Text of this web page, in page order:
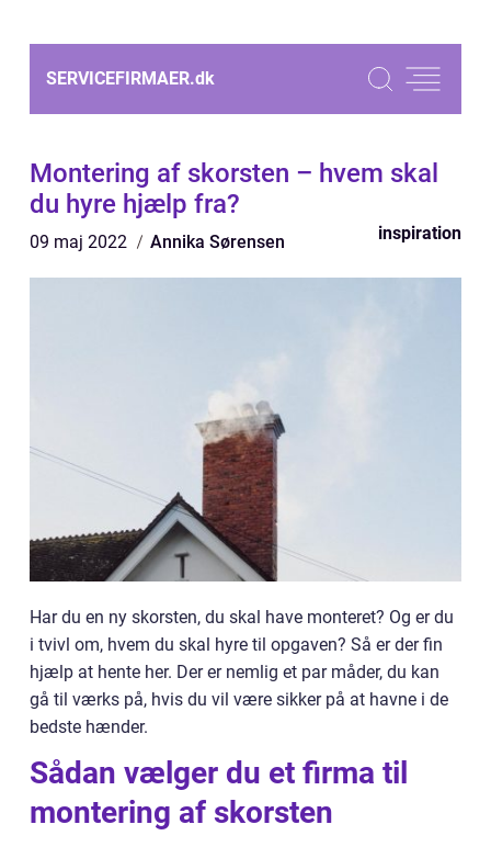
SERVICEFIRMAER.dk
Montering af skorsten – hvem skal
du hyre hjælp fra?
09 maj 2022 Annika Sørensen inspiration
Har du en ny skorsten, du skal have monteret? Og er du
i tvivl om, hvem du skal hyre til opgaven? Så er der fin
hjælp at hente her. Der er nemlig et par måder, du kan
gå til værks på, hvis du vil være sikker på at havne i de
bedste hænder.
Sådan vælger du et firma til
montering af skorsten